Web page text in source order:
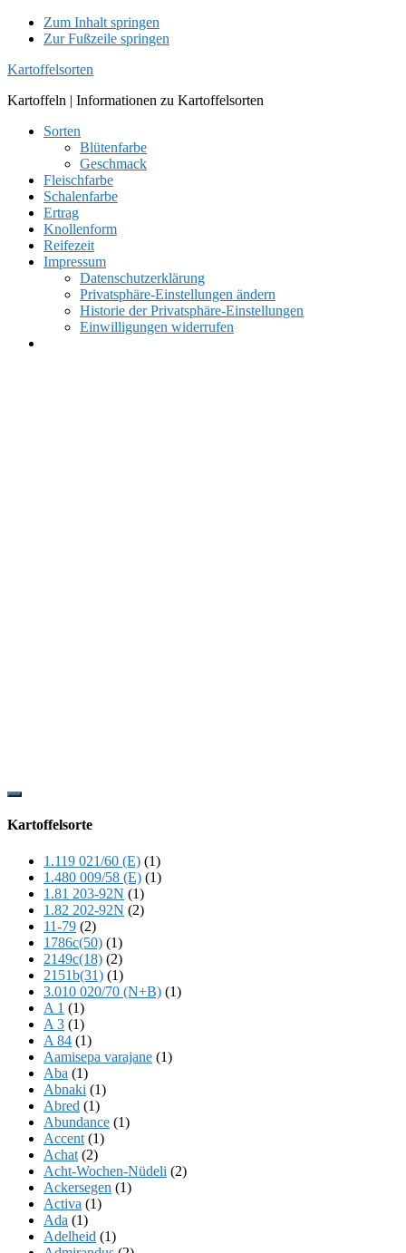
Zum Inhalt springen
Zur Fußzeile springen
Kartoffelsorten
Kartoffeln | Informationen zu Kartoffelsorten
Sorten
Blütenfarbe
Geschmack
Fleischfarbe
Schalenfarbe
Ertrag
Knollenform
Reifezeit
Impressum
Datenschutzerklärung
Privatsphäre-Einstellungen ändern
Historie der Privatsphäre-Einstellungen
Einwilligungen widerrufen
Show
Content
Kartoffelsorte
1.119 021/60 (E) (1)
1.480 009/58 (E) (1)
1.81 203-92N (1)
1.82 202-92N (2)
11-79 (2)
1786c(50) (1)
2149c(18) (2)
2151b(31) (1)
3.010 020/70 (N+B) (1)
A 1 (1)
A 3 (1)
A 84 (1)
Aamisepa varajane (1)
Aba (1)
Abnaki (1)
Abred (1)
Abundance (1)
Accent (1)
Achat (2)
Acht-Wochen-Nüdeli (2)
Ackersegen (1)
Activa (1)
Ada (1)
Adelheid (1)